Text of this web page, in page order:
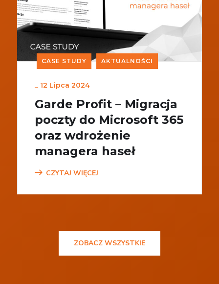
CASE STUDY AKTUALNOŚCI
_ 12 Lipca 2024
Garde Profit – Migracja
poczty do Microsoft 365
oraz wdrożenie
managera haseł
CZYTAJ WIĘCEJ
ZOBACZ WSZYSTKIE